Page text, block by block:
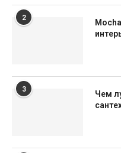
2
3
Чем